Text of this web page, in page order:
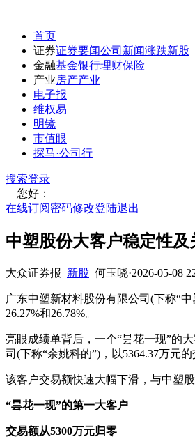
首页
证券证券要闻公司新闻涨跌新股
金融基金银行理财保险
产业房产产业
电子报
维权易
明镜
市值眼
探马·公司行
搜索登录
您好：
在线订阅密码修改登陆退出
中塑股份大客户稳定性
大众证券报 新股 何玉晓·2026-05-08
广东中塑新材料股份有限公司(下称“
26.27%和26.78%。
亮眼成绩单背后，一个“昙花一现”的
司(下称“余姚科的”)，以5364.37万元
该客户交易额快速大幅下滑，与中塑
“昙花一现”的第一大客户
交易额从5300万元归零